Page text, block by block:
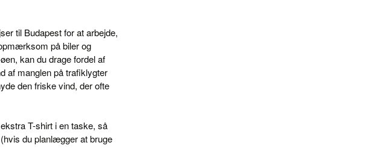
til Budapest for at arbejde,
på biler og
kan du drage fordel af
af manglen på trafiklygter
den friske vind, der ofte
T-shirt i en taske, så
du planlægger at bruge